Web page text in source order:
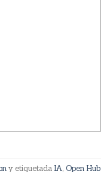
y etiquetada IA, Open Hub